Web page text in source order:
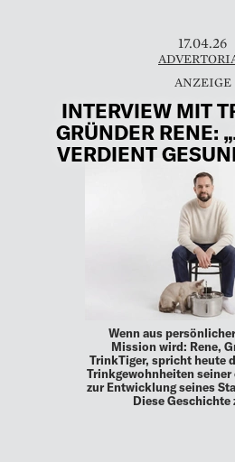
17.04.26
INTERVIEW MIT
GRÜNDER RENE:
VERDIENT
Wenn aus
Mission wird: Rene,
TrinkTiger, spricht heute
Trinkgewohnheiten seiner
zur Entwicklung seines
Diese Geschichte